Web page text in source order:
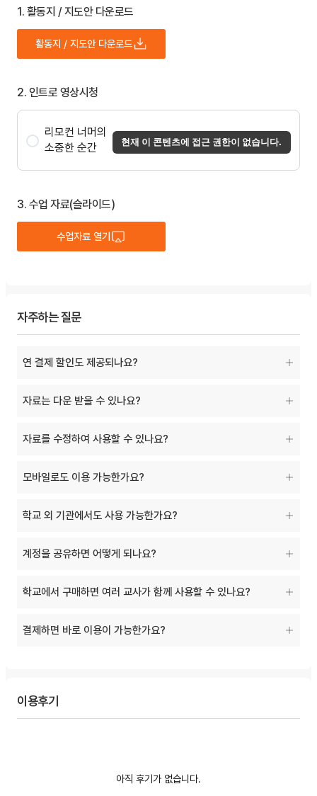
1. 활동지 / 지도안 다운로드
활동지 / 지도안 다운로드
2. 인트로 영상시청
리모컨 너머의
소중한 순간
현재 이 콘텐츠에 접근 권한이 없습니다.
3. 수업 자료(슬라이드)
수업자료 열기
자주하는 질문
연 결제 할인도 제공되나요?
자료는 다운 받을 수 있나요?
자료를 수정하여 사용할 수 있나요?
모바일로도 이용 가능한가요?
학교 외 기관에서도 사용 가능한가요?
계정을 공유하면 어떻게 되나요?
학교에서 구매하면 여러 교사가 함께 사용할 수 있나요?
결제하면 바로 이용이 가능한가요?
이용후기
아직 후기가 없습니다.